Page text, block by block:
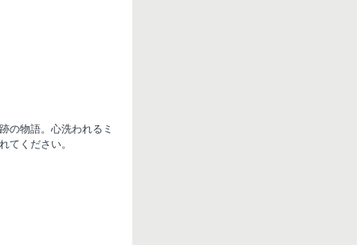
の物語。心洗われるミ
てください。